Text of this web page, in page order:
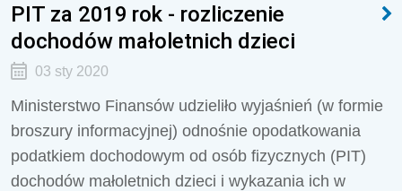
PIT za 2019 rok - rozliczenie
dochodów małoletnich dzieci
03 sty 2020
Ministerstwo Finansów udzieliło wyjaśnień (w formie
broszury informacyjnej) odnośnie opodatkowania
podatkiem dochodowym od osób fizycznych (PIT)
dochodów małoletnich dzieci i wykazania ich w